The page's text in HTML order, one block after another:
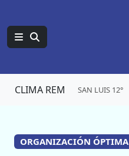
CLIMA REM SAN LUIS 12°
ORGANIZACIÓN ÓPTIMA